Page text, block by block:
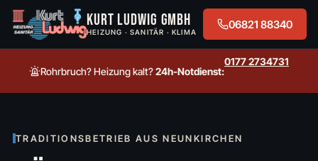
Kurt Ludwig GmbH
HEIZUNG · SANITÄR · KLIMA
06821 88340
Rohrbruch? Heizung kalt?24h-Notdienst:
0177 2734731
TRADITIONSBETRIEB AUS NEUNKIRCHEN